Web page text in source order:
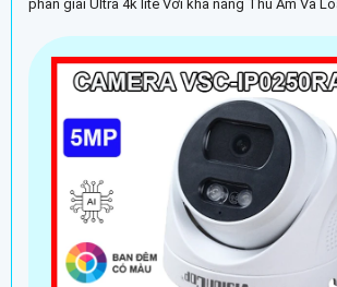
phân giải Ultra 4k lite Với khả năng Thu Âm Và